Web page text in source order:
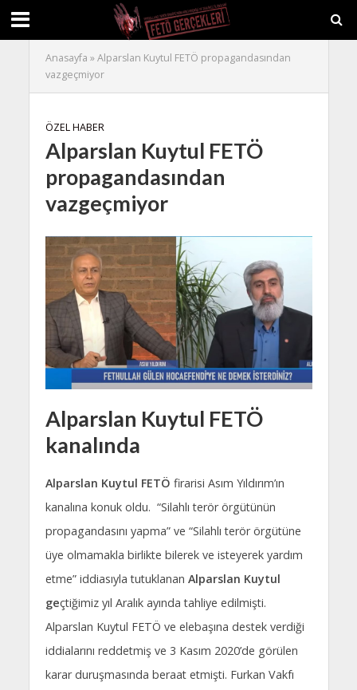
Anasayfa »Alparslan Kuytul FETÖ propagandasından
vazgeçmiyor
ÖZEL HABER
Alparslan Kuytul FETÖ
propagandasından
vazgeçmiyor
Alparslan Kuytul FETÖ
kanalında
Alparslan Kuytul FETÖ firarisi Asım Yıldırım’ın
kanalına konuk oldu. “Silahlı terör örgütünün
propagandasını yapma” ve “Silahlı terör örgütüne
üye olmamakla birlikte bilerek ve isteyerek yardım
etme” iddiasıyla tutuklanan Alparslan Kuytul
geçtiğimiz yıl Aralık ayında tahliye edilmişti.
Alparslan Kuytul FETÖ ve elebaşına destek verdiği
iddialarını reddetmiş ve 3 Kasım 2020’de görülen
karar duruşmasında beraat etmişti. Furkan Vakfı